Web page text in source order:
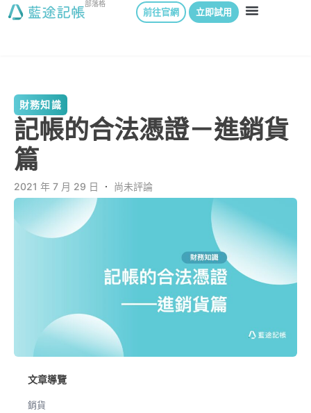
部落格
前往官網 立即試用
財務知識
記帳的合法憑證－進銷貨
篇
2021 年 7 月 29 日 ． 尚未評論
文章導覽
銷貨